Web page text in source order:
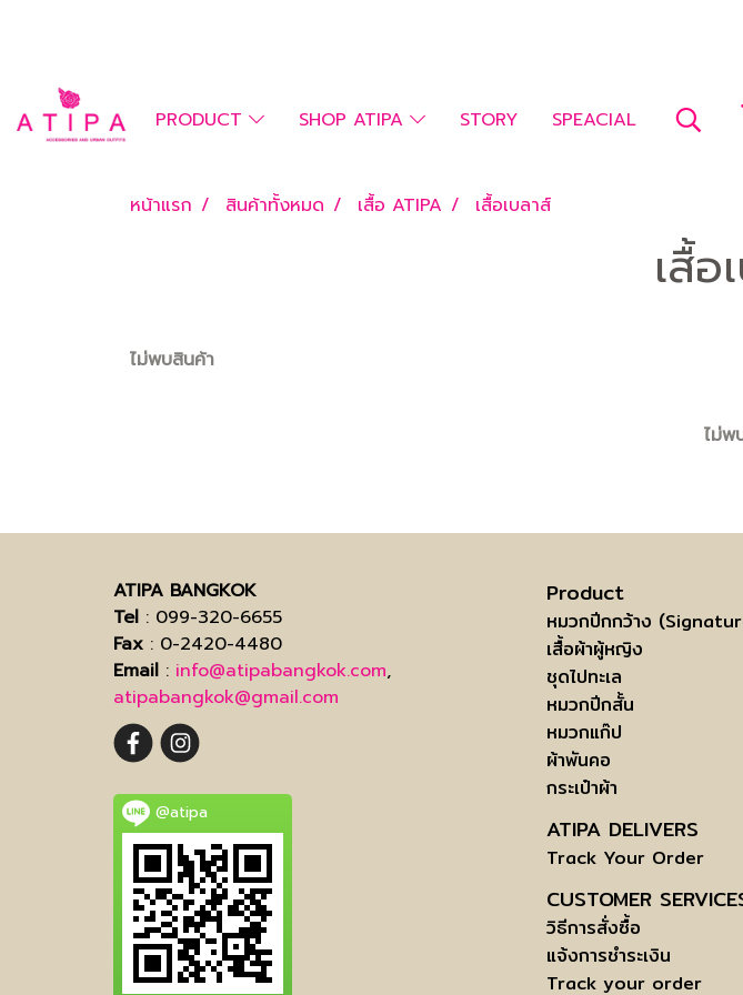
PRODUCT SHOP ATIPA STORY SPEACIAL
หน้าแรก สินค้าทั้งหมด เสื้อ ATIPA เสื้อเบลาส์
เสื้อ
ไม่พบสินค้า
ไม่พ
ATIPA BANGKOK
Tel : 099-320-6655
Fax : 0-2420-4480
Email : info@atipabangkok.com,
atipabangkok@gmail.com
@atipa
Product
หมวกปีกกว้าง
เสื้อผ้าผู้หญิง
ชุดไปทะเล
หมวกปีกสั้น
หมวกแก๊ป
ผ้าพันคอ
กระเป๋าผ้า
ATIPA DELIVERS
Track Your Order
CUSTOMER
วิธีการสั่งซื้อ
แจ้งการชำระเงิน
Track your order